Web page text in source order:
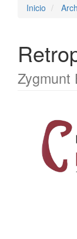
Inicio
Zygmunt
lateral
artículo